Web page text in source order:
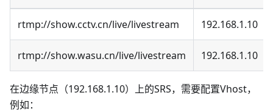
rtmp://show.cctv.cn/live/livestream 192.168.1.10
rtmp://show.wasu.cn/live/livestream 192.168.1.10
在边缘节点（192.168.1.10）上的SRS，需要配置Vhost，
例如：